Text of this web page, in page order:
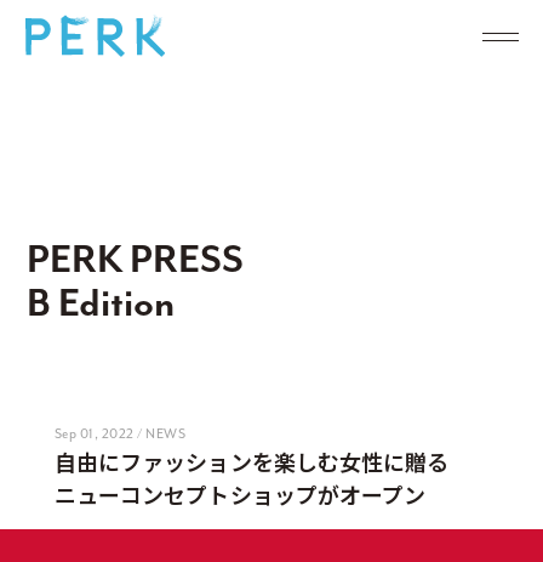
PERK PRESS
B Edition
Sep 01, 2022 / NEWS
自由にファッションを楽しむ女性に贈る
ニューコンセプトショップがオープン